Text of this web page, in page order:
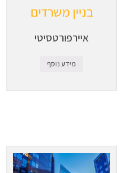
בניין משרדים
איירפורטסיטי
מידע נוסף